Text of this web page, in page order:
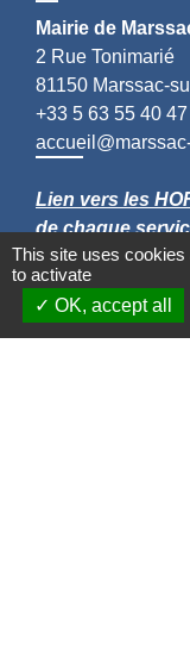
Mairie de
2 Rue Tonimarié
81150 Marssac-
+33 5 63 55 40 47
Lien vers les
de chaque
This site uses
to activate
OK, accept all